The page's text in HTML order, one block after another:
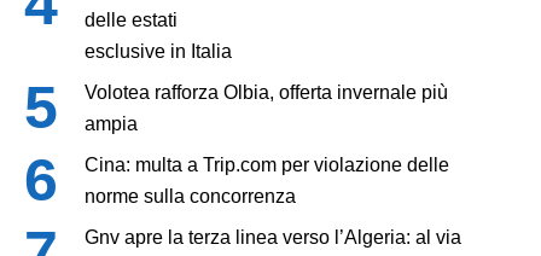
delle estati
esclusive in Italia
Volotea rafforza Olbia, offerta invernale più
ampia
Cina: multa a Trip.com per violazione delle
norme sulla concorrenza
Gnv apre la terza linea verso l’Algeria: al via